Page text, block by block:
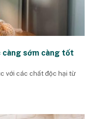
càng sớm càng tốt
với các chất độc hại từ